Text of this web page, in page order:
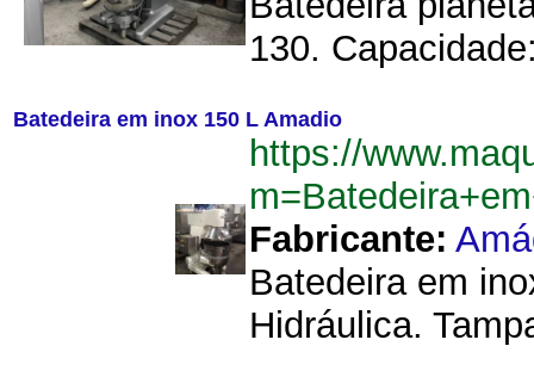
130.
Batedeira em inox 150 L Amadio
https://
Fabricante:
Batedeira em
Hidráulica.